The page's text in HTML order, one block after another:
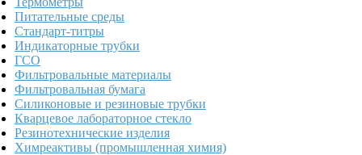
Питательные среды
Стандарт-титры
Индикаторные трубки
ГСО
Фильтровальные материалы
Фильтровальная бумага
Силиконовые и резиновые трубки
Кварцевое лабораторное стекло
Резинотехнические изделия
Химреактивы (промышленная химия)